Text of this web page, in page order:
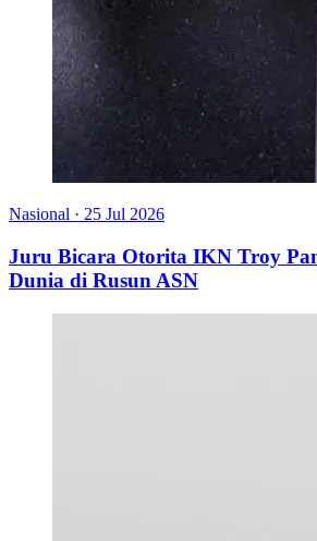
Nasional · 25 Jul 2026
Juru Bicara Otorita IKN Troy
Dunia di Rusun ASN